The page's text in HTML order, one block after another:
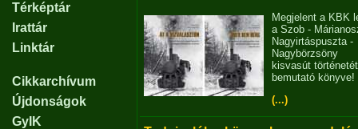
Térképtár
Irattár
Linktár
Cikkarchívum
Újdonságok
GyIK
Megjelent a KBK
a Szob -
Nagyirtáspuszta -
Nagybörzsöny
kisvasút történetét
bemutató könyve!
(...)